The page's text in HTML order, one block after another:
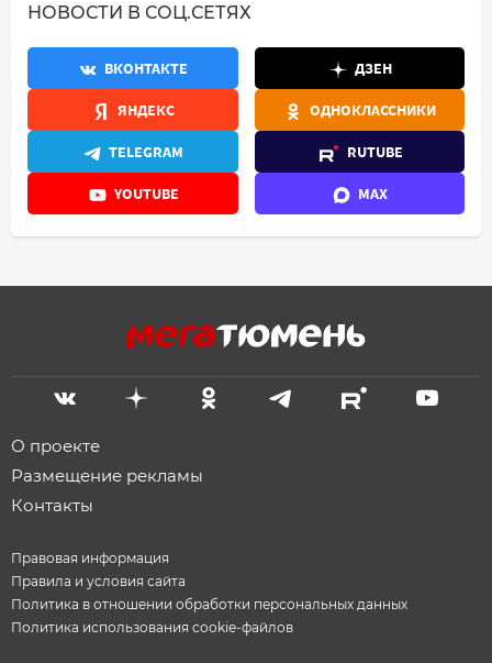
НОВОСТИ В СОЦ.СЕТЯХ
ВКОНТАКТЕ ДЗЕН
ЯНДЕКС ОДНОКЛАССНИКИ
TELEGRAM RUTUBE
YOUTUBE MAX
О проекте
Размещение рекламы
Контакты
Правовая информация
Правила и условия сайта
Политика в отношении обработки персональных данных
Политика использования cookie-файлов